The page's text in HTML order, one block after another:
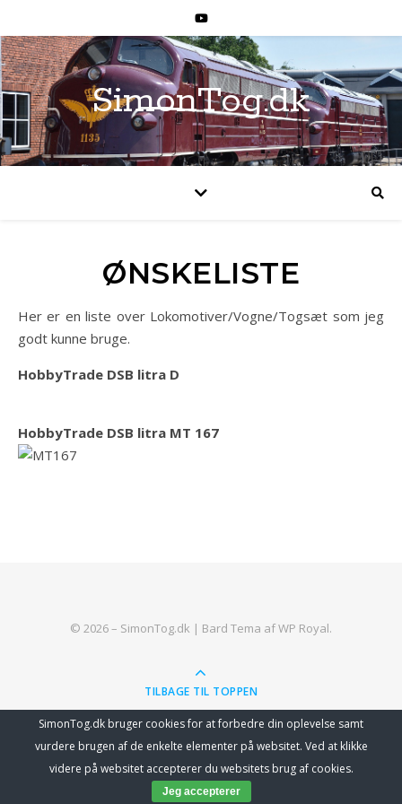
SimonTog.dk
ØNSKELISTE
Her er en liste over Lokomotiver/Vogne/Togsæt som jeg
godt kunne bruge.
HobbyTrade DSB litra D
HobbyTrade DSB litra MT 167
© 2026 – SimonTog.dk | Bard Tema afWP Royal.
TILBAGE TIL TOPPEN
SimonTog.dk bruger cookies for at forbedre din oplevelse samt
vurdere brugen af de enkelte elementer på websitet. Ved at klikke
videre på websitet accepterer du websitets brug af cookies.
Jeg accepterer
Abonner